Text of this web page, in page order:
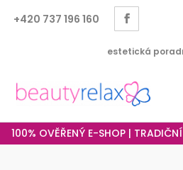
+420 737 196 160
estetická
100% OVĚŘENÝ E-SHOP | TRADIČNÍ